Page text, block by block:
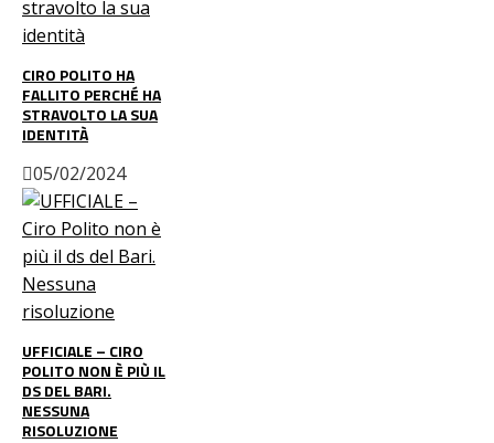
CIRO POLITO HA
FALLITO PERCHÉ HA
STRAVOLTO LA SUA
IDENTITÀ
05/02/2024
UFFICIALE – CIRO
POLITO NON È PIÙ IL
DS DEL BARI.
NESSUNA
RISOLUZIONE